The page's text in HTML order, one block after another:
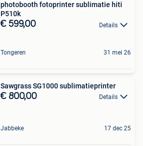
photobooth fotoprinter sublimatie hiti
P510k
€ 599,00 Details
Tongeren 31 mei 26
Sawgrass SG1000 sublimatieprinter
€ 800,00 Details
Jabbeke 17 dec 25